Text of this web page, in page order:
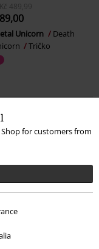
Shop for customers from
Kč 489,99
Unicorn
Death
Tričko